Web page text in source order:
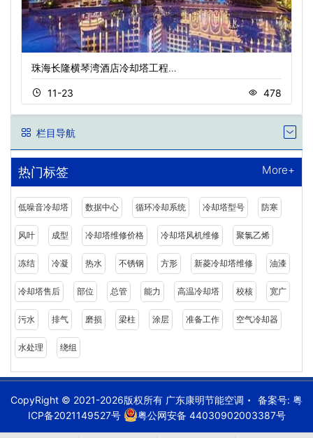
珠海长隆横琴湾酒店冷却塔工程…
11-23 478
栏目导航
热门标签 More+
低噪音冷却塔 数据中心 循环冷却系统 冷却塔型号 防寒
风叶 成型 冷却塔维修价格 冷却塔风机维修 聚氯乙烯
冻结 冷凝 热水 不锈钢 方形 新菱冷却塔维修 油漆
冷却塔售后 部位 总管 能力 高温冷却塔 校核 宽广
污水 排气 磨损 梁柱 涂层 准备工作 空气冷却器
水处理 绕组
CopyRight © 2021-2026版权所有 广东康明节能空调 备案号: 粤
ICP备2021149527号
粤公网安备 44030902003387号